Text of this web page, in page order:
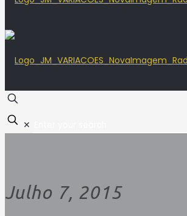
✕
Julho 7, 2015